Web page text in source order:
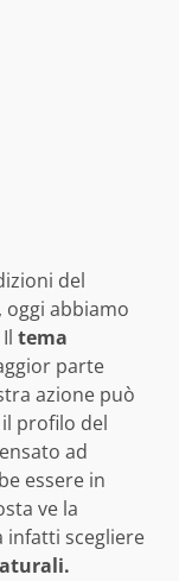
del
abbiamo
tema
parte
azione può
profilo del
ad
essere in
ve la
infatti scegliere